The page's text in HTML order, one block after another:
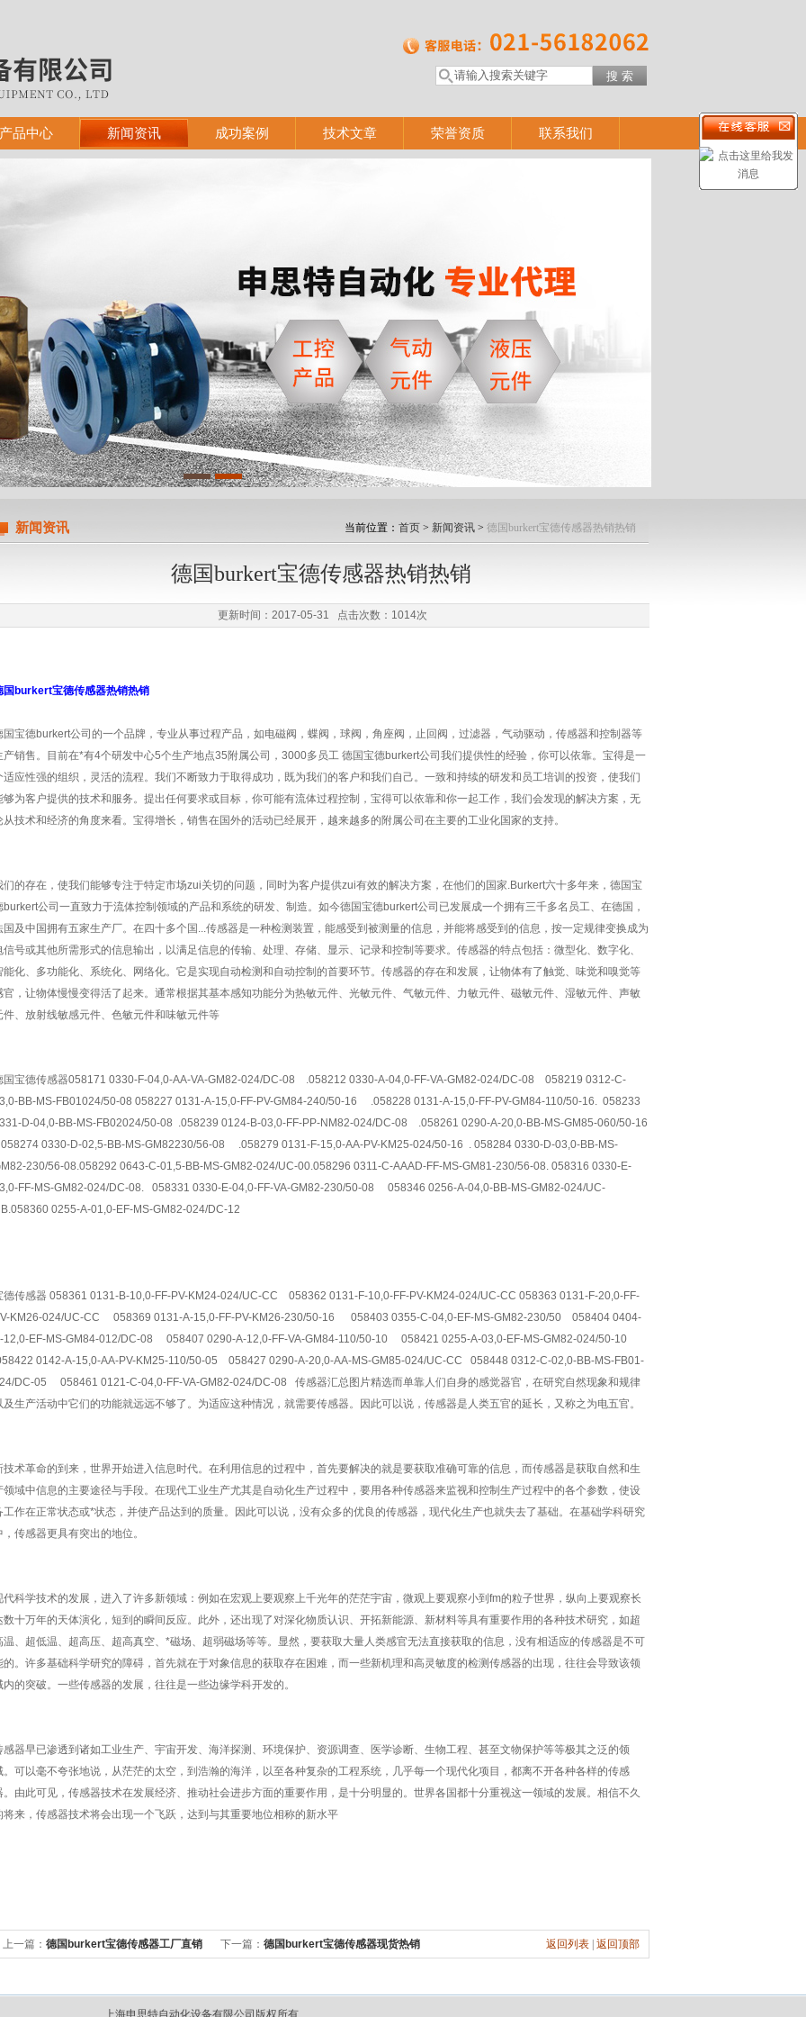
公司
产品中心 新闻资讯 成功案例 技术文章 荣誉资质 联系我们
1 2
新闻资讯 当前位置： 首页 > 新闻资讯 > 德国burkert宝德传感器热销热销
德国burkert宝德传感器热销热销
更新时间：2017-05-31 点击次数：1014次
国burkert宝德传感器热销热销
国宝德burkert公司的一个品牌，专业从事过程产品，如电磁阀，蝶阀，球阀，角座阀，止回阀，过滤器，气动驱动，传感器和控制器等
产销售。目前在*有4个研发中心5个生产地点35附属公司，3000多员工 德国宝德burkert公司我们提供性的经验，你可以依靠。宝得是一
适应性强的组织，灵活的流程。我们不断致力于取得成功，既为我们的客户和我们自己。一致和持续的研发和员工培训的投资，使我们
够为客户提供的技术和服务。提出任何要求或目标，你可能有流体过程控制，宝得可以依靠和你一起工作，我们会发现的解决方案，无
从技术和经济的角度来看。宝得增长，销售在国外的活动已经展开，越来越多的附属公司在主要的工业化国家的支持。
们的存在，使我们能够专注于特定市场zui关切的问题，同时为客户提供zui有效的解决方案，在他们的国家.Burkert六十多年来，德国宝
burkert公司一直致力于流体控制领域的产品和系统的研发、制造。如今德国宝德burkert公司已发展成一个拥有三千多名员工、在德国，
国及中国拥有五家生产厂。在四十多个国...传感器是一种检测装置，能感受到被测量的信息，并能将感受到的信息，按一定规律变换成为
信号或其他所需形式的信息输出，以满足信息的传输、处理、存储、显示、记录和控制等要求。传感器的特点包括：微型化、数字化、
能化、多功能化、系统化、网络化。它是实现自动检测和自动控制的首要环节。传感器的存在和发展，让物体有了触觉、味觉和嗅觉等
官，让物体慢慢变得活了起来。通常根据其基本感知功能分为热敏元件、光敏元件、气敏元件、力敏元件、磁敏元件、湿敏元件、声敏
件、放射线敏感元件、色敏元件和味敏元件等
国宝德传感器058171 0330-F-04,0-AA-VA-GM82-024/DC-08 .058212 0330-A-04,0-FF-VA-GM82-024/DC-08 058219 0312-C-
BB-MS-FB01024/50-08 058227 0131-A-15,0-FF-PV-GM84-240/50-16 .058228 0131-A-15,0-FF-PV-GM84-110/50-16. 058233
D-04,0-BB-MS-FB02024/50-08 .058239 0124-B-03,0-FF-PP-NM82-024/DC-08 .058261 0290-A-20,0-BB-MS-GM85-060/50-16
058274 0330-D-02,5-BB-MS-GM82230/56-08 .058279 0131-F-15,0-AA-PV-KM25-024/50-16 . 058284 0330-D-03,0-BB-MS-
230/56-08.058292 0643-C-01,5-BB-MS-GM82-024/UC-00.058296 0311-C-AAAD-FF-MS-GM81-230/56-08. 058316 0330-E-
FF-MS-GM82-024/DC-08. 058331 0330-E-04,0-FF-VA-GM82-230/50-08 058346 0256-A-04,0-BB-MS-GM82-024/UC-
0255-A-01,0-EF-MS-GM82-024/DC-12
德传感器 058361 0131-B-10,0-FF-PV-KM24-024/UC-CC 058362 0131-F-10,0-FF-PV-KM24-024/UC-CC 058363 0131-F-20,0-FF-
KM26-024/UC-CC 058369 0131-A-15,0-FF-PV-KM26-230/50-16 058403 0355-C-04,0-EF-MS-GM82-230/50 058404 0404-
12,0-EF-MS-GM84-012/DC-08 058407 0290-A-12,0-FF-VA-GM84-110/50-10 058421 0255-A-03,0-EF-MS-GM82-024/50-10
0142-A-15,0-AA-PV-KM25-110/50-05 058427 0290-A-20,0-AA-MS-GM85-024/UC-CC 058448 0312-C-02,0-BB-MS-FB01-
DC-05 058461 0121-C-04,0-FF-VA-GM82-024/DC-08 传感器汇总图片精选而单靠人们自身的感觉器官，在研究自然现象和规律
及生产活动中它们的功能就远远不够了。为适应这种情况，就需要传感器。因此可以说，传感器是人类五官的延长，又称之为电五官。
技术革命的到来，世界开始进入信息时代。在利用信息的过程中，首先要解决的就是要获取准确可靠的信息，而传感器是获取自然和生
领域中信息的主要途径与手段。在现代工业生产尤其是自动化生产过程中，要用各种传感器来监视和控制生产过程中的各个参数，使设
工作在正常状态或*状态，并使产品达到的质量。因此可以说，没有众多的优良的传感器，现代化生产也就失去了基础。在基础学科研究
，传感器更具有突出的地位。
代科学技术的发展，进入了许多新领域：例如在宏观上要观察上千光年的茫茫宇宙，微观上要观察小到fm的粒子世界，纵向上要观察长
数十万年的天体演化，短到的瞬间反应。此外，还出现了对深化物质认识、开拓新能源、新材料等具有重要作用的各种技术研究，如超
温、超低温、超高压、超高真空、*磁场、超弱磁场等等。显然，要获取大量人类感官无法直接获取的信息，没有相适应的传感器是不可
的。许多基础科学研究的障碍，首先就在于对象信息的获取存在困难，而一些新机理和高灵敏度的检测传感器的出现，往往会导致该领
内的突破。一些传感器的发展，往往是一些边缘学科开发的。
感器早已渗透到诸如工业生产、宇宙开发、海洋探测、环境保护、资源调查、医学诊断、生物工程、甚至文物保护等等极其之泛的领
。可以毫不夸张地说，从茫茫的太空，到浩瀚的海洋，以至各种复杂的工程系统，几乎每一个现代化项目，都离不开各种各样的传感
。由此可见，传感器技术在发展经济、推动社会进步方面的重要作用，是十分明显的。世界各国都十分重视这一领域的发展。相信不久
将来，传感器技术将会出现一个飞跃，达到与其重要地位相称的新水平
上一篇： 德国burkert宝德传感器工厂直销 下一篇： 德国burkert宝德传感器现货热销 返回列表 返回顶部
上海申思特自动化设备有限公司版权所有